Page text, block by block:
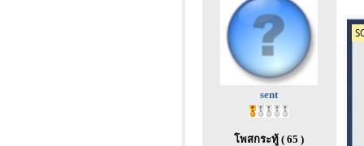
sent
โพสกระทู้ ( 65 )